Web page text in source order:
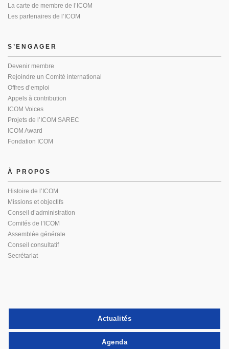
La carte de membre de l’ICOM
Les partenaires de l’ICOM
S’ENGAGER
Devenir membre
Rejoindre un Comité international
Offres d’emploi
Appels à contribution
ICOM Voices
Projets de l’ICOM SAREC
ICOM Award
Fondation ICOM
À PROPOS
Histoire de l’ICOM
Missions et objectifs
Conseil d’administration
Comités de l’ICOM
Assemblée générale
Conseil consultatif
Secrétariat
Actualités
Agenda